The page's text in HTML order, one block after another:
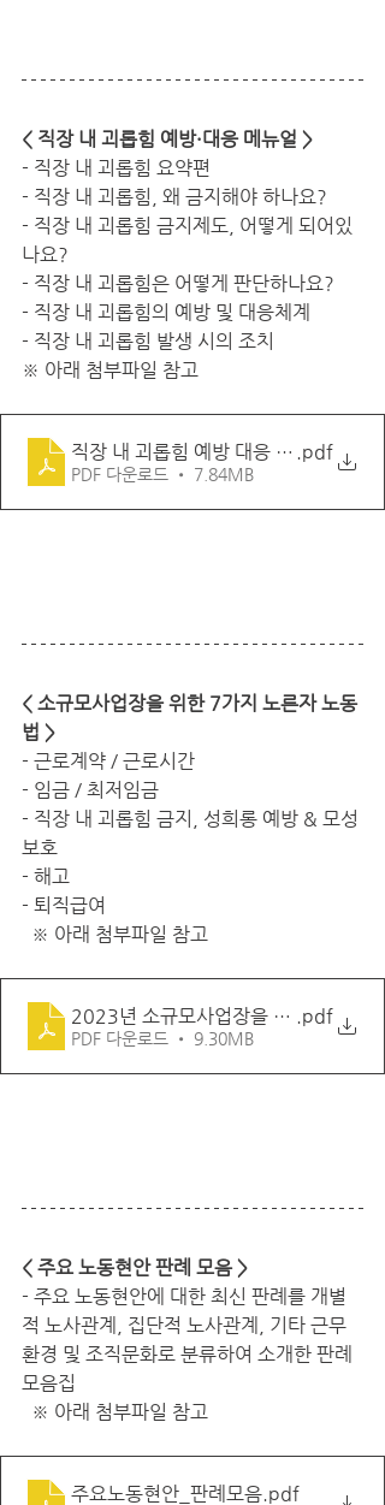
< 직장 내 괴롭힘 예방·대응 메뉴얼 >
- 직장 내 괴롭힘 요약편
- 직장 내 괴롭힘, 왜 금지해야 하나요?
- 직장 내 괴롭힘 금지제도, 어떻게 되어있
나요?
- 직장 내 괴롭힘은 어떻게 판단하나요?
- 직장 내 괴롭힘의 예방 및 대응체계
- 직장 내 괴롭힘 발생 시의 조치
※ 아래 첨부파일 참고
직장 내 괴롭힘 예방 대응 매뉴얼
.pdf
PDF 다운로드 • 7.84MB
< 소규모사업장을 위한 7가지 노른자 노동
법 >
- 근로계약 / 근로시간
- 임금 / 최저임금
- 직장 내 괴롭힘 금지, 성희롱 예방 & 모성
보호
- 해고
- 퇴직급여
  ※ 아래 첨부파일 참고
2023년 소규모사업장을 위한 7가지 노
.pdf
PDF 다운로드 • 9.30MB
< 주요 노동현안 판례 모음 >
- 주요 노동현안에 대한 최신 판례를 개별
적 노사관계, 집단적 노사관계, 기타 근무
환경 및 조직문화로 분류하여 소개한 판례
모음집
  ※ 아래 첨부파일 참고
주요노동현안_판례모음 .pdf